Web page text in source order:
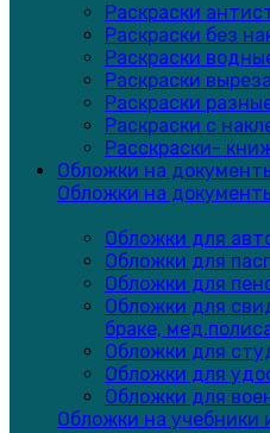
Раскраски
Раскраски без
Раскраски
Раскраски
Раскраски
Раскраски с
Расскраски-
Обложки на
Обложки на
Обложки для
Обложки для
Обложки для
Обложки для
браке,
Обложки для
Обложки для
Обложки для
Обложки на учебники